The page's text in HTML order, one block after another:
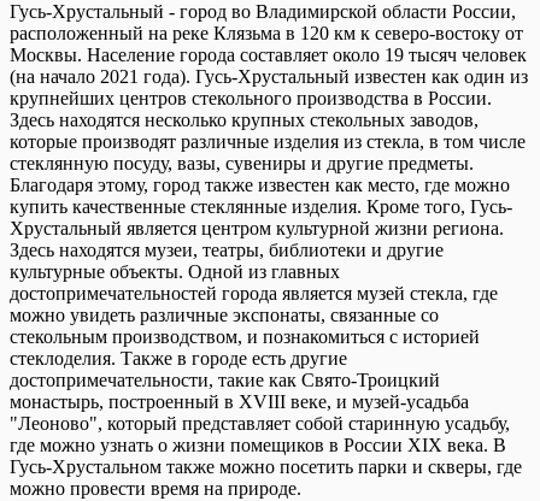
Гусь-Хрустальный - город во Владимирской области России,
расположенный на реке Клязьма в 120 км к северо-востоку от
Москвы. Население города составляет около 19 тысяч человек
(на начало 2021 года). Гусь-Хрустальный известен как один из
крупнейших центров стекольного производства в России.
Здесь находятся несколько крупных стекольных заводов,
которые производят различные изделия из стекла, в том числе
стеклянную посуду, вазы, сувениры и другие предметы.
Благодаря этому, город также известен как место, где можно
купить качественные стеклянные изделия. Кроме того, Гусь-
Хрустальный является центром культурной жизни региона.
Здесь находятся музеи, театры, библиотеки и другие
культурные объекты. Одной из главных
достопримечательностей города является музей стекла, где
можно увидеть различные экспонаты, связанные со
стекольным производством, и познакомиться с историей
стеклоделия. Также в городе есть другие
достопримечательности, такие как Свято-Троицкий
монастырь, построенный в XVIII веке, и музей-усадьба
"Леоново", который представляет собой старинную усадьбу,
где можно узнать о жизни помещиков в России XIX века. В
Гусь-Хрустальном также можно посетить парки и скверы, где
можно провести время на природе.